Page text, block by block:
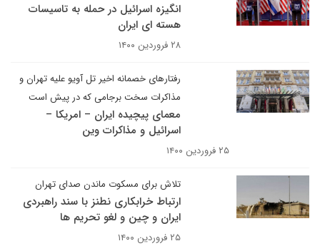
انگیزه اسرائیل در حمله به تاسیسات
هسته ای ایران
۲۸ فروردین ۱۴۰۰
رفتارهای خصمانه اخیر تل آویو علیه تهران و
مذاکرات سخت برجامی که در پیش است
معمای پیچیده ایران – امریکا –
اسرائیل و مذاکرات وین
۲۵ فروردین ۱۴۰۰
تلاش برای مسکوت ماندن صدای تهران
ارتباط خرابکاری نطنز با سند راهبردی
ایران و چین و لغو تحریم ها
۲۵ فروردین ۱۴۰۰